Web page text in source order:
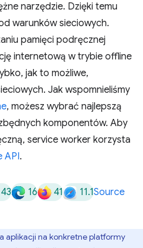
narzędzie. Dzięki temu
warunków sieciowych.
pamięci podręcznej
internetową w trybie offline
jak to możliwe,
Jak wspomnieliśmy
, możesz wybrać najlepszą
komponentów. Aby
service worker korzysta
API.
43 16 41 11.1Source
aplikacji na konkretne platformy